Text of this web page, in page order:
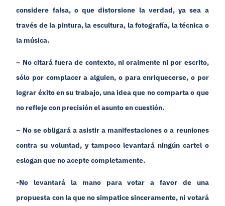
considere falsa, o que distorsione la verdad, ya sea a
través de la pintura, la escultura, la fotografía, la técnica o
la música.
– No citará fuera de contexto, ni oralmente ni por escrito,
sólo por complacer a alguien, o para enriquecerse, o por
lograr éxito en su trabajo, una idea que no comparta o que
no refleje con precisión el asunto en cuestión.
– No se obligará a asistir a manifestaciones o a reuniones
contra su voluntad, y tampoco levantará ningún cartel o
eslogan que no acepte completamente.
-No levantará la mano para votar a favor de una
propuesta con la que no simpatice sinceramente, ni votará